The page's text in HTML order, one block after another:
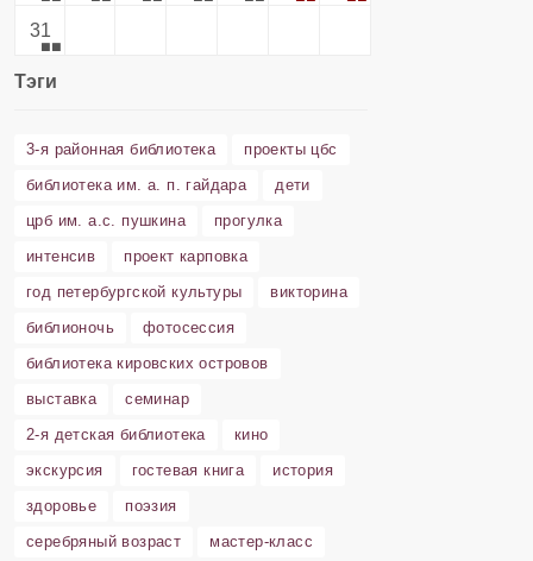
31
Тэги
3-я районная библиотека
проекты цбс
библиотека им. а. п. гайдара
дети
црб им. а.с. пушкина
прогулка
интенсив
проект карповка
год петербургской культуры
викторина
библионочь
фотосессия
библиотека кировских островов
выставка
семинар
2-я детская библиотека
кино
экскурсия
гостевая книга
история
здоровье
поэзия
серебряный возраст
мастер-класс